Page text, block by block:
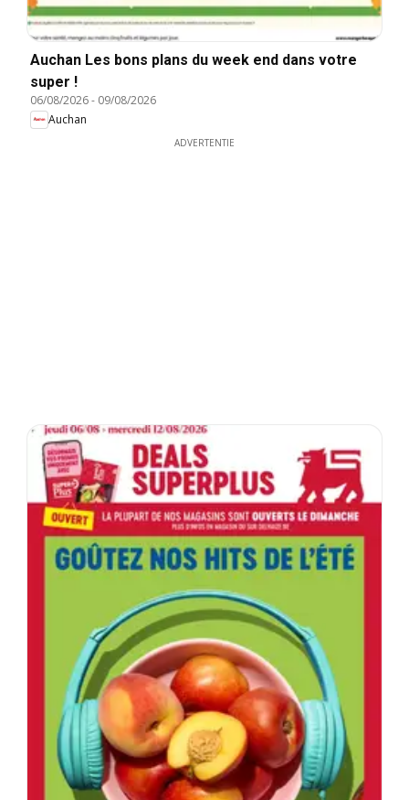
Auchan Les bons plans du week end dans votre
super !
06/08/2026- 09/08/2026
Auchan
ADVERTENTIE